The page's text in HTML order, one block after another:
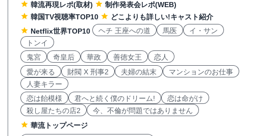
韓流再現レポ(取材)
制作発表会レポ(WEB)
韓国TV視聴率TOP10
どこよりも詳しい!キャスト紹介
Netflix世界TOP10
ヘチ 王座への道 馬医
イ・サン
トンイ
鬼宮
奇皇后 華政 善徳女王
恋人
愛が来る
財閥 X 刑事2 夫婦の結末
マンションのお仕事
人妻キラー
恋は飴模様
君へと続く僕のドリーム!
恋は命がけ
殺し屋たちの店2
今、不倫が問題ではありません
華流トップページ